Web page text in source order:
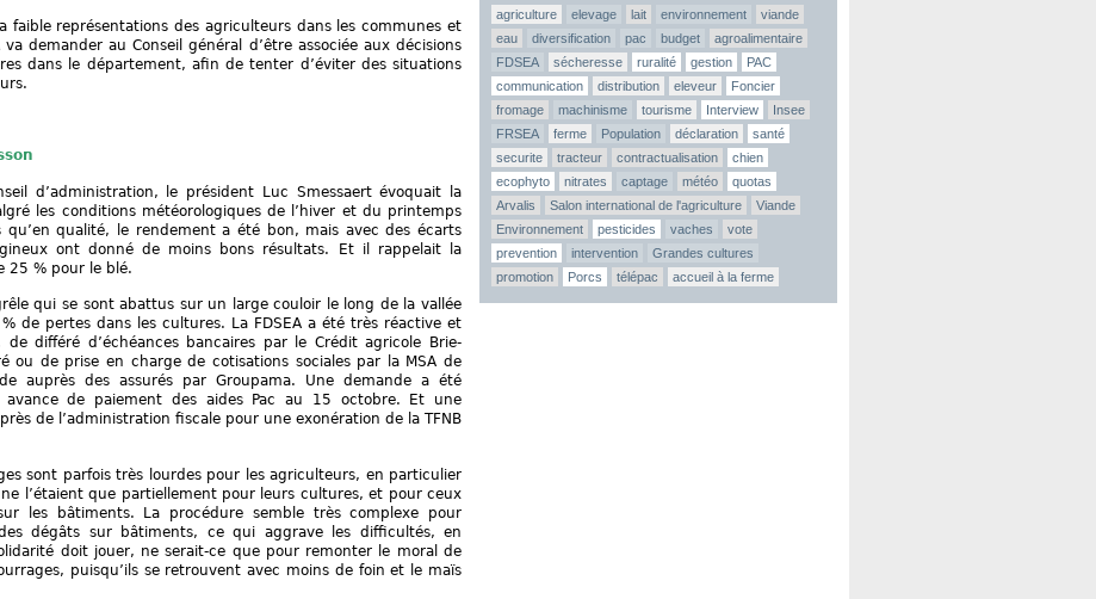
représentations des agriculteurs dans les communes et
va demander au Conseil général d’être associée aux décisions
dans le département, afin de tenter d’éviter des situations
d’administration, le président Luc Smessaert évoquait la
les conditions météorologiques de l’hiver et du printemps
qualité, le rendement a été bon, mais avec des écarts
ont donné de moins bons résultats. Et il rappelait la
25 % pour le blé.
qui se sont abattus sur un large couloir le long de la vallée
de pertes dans les cultures. La FDSEA a été très réactive et
différé d’échéances bancaires par le Crédit agricole Brie-
ou de prise en charge de cotisations sociales par la MSA de
auprès des assurés par Groupama. Une demande a été
de paiement des aides Pac au 15 octobre. Et une
de l’administration fiscale pour une exonération de la TFNB
sont parfois très lourdes pour les agriculteurs, en particulier
l’étaient que partiellement pour leurs cultures, et pour ceux
les bâtiments. La procédure semble très complexe pour
dégâts sur bâtiments, ce qui aggrave les difficultés, en
doit jouer, ne serait-ce que pour remonter le moral de
puisqu’ils se retrouvent avec moins de foin et le maïs
agriculture elevage lait environnement
viande
eau
diversification pac budget
agroalimentaire
FDSEA
sécheresse ruralité gestion
PAC
communication
distribution eleveur
Foncier
fromage
machinisme tourisme Interview
Insee
FRSEA
ferme Population déclaration
santé
securite
tracteur contractualisation
chien
ecophyto
nitrates captage météo
quotas
Arvalis
Salon international de l'agriculture
Viande
Environnement
pesticides vaches
vote
prevention
intervention
Grandes cultures
promotion
Porcs télépac accueil à la ferme